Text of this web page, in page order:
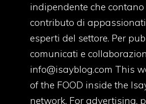
indipendente che contano
contributo di
esperti del settore. Per
comunicati e
info@isayblog.com This
of the FOOD inside the
network. For advertising,